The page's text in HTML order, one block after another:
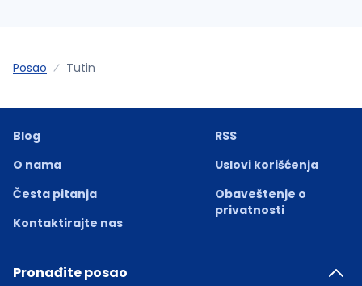
Posao Tutin
Blog
O nama
Česta pitanja
Kontaktirajte nas
RSS
Uslovi korišćenja
Obaveštenje o
privatnosti
Pronađite posao